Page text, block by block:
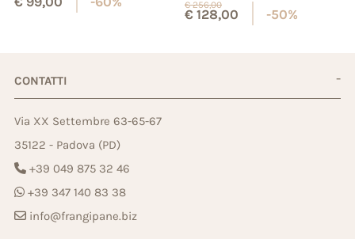
€256,00
€128,00 -50%
CONTATTI
Via XX Settembre 63-65-67
35122 - Padova (PD)
+39 049 875 32 46
+39 347 140 83 38
info@frangipane.biz